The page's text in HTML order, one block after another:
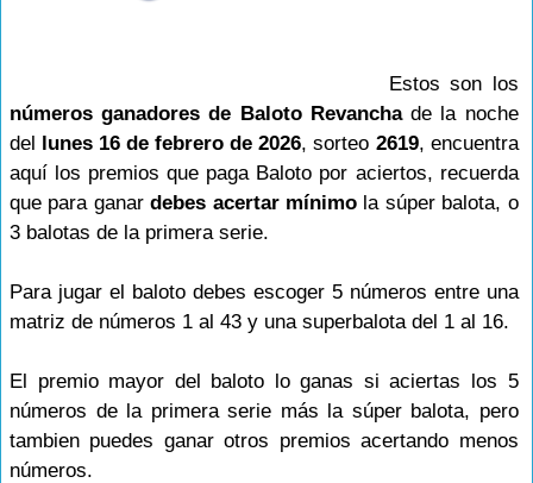
Estos son los
números ganadores de Baloto Revanchade la noche
del lunes 16 de febrero de 2026, sorteo 2619, encuentra
aquí los premios que paga Baloto por aciertos, recuerda
que para ganardebes acertar mínimo la súper balota, o
3 balotas de la primera serie.
Para jugar el baloto debes escoger 5 números entre una
matriz de números 1 al 43 y una superbalota del 1 al 16.
El premio mayor del baloto lo ganas si aciertas los 5
números de la primera serie más la súper balota, pero
tambien puedes ganar otros premios acertando menos
números.